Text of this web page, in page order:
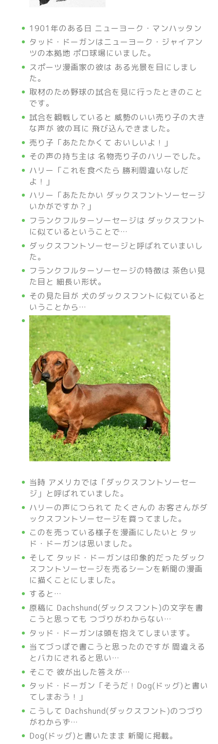
1901年のある日 ニューヨーク・マンハッタン
タッド・ドーガンはニューヨーク・ジャイアン
ツの本拠地 ポロ球場にいました。
スポーツ漫画家の彼は ある光景を目にしまし
た。
取材のため野球の試合を見に行ったときのこと
です。
試合を観戦していると 威勢のいい売り子の大き
な声が 彼の耳に 飛び込んできました。
売り子「あたたかくて おいしいよ！」
その声の持ち主は 名物売り子のハリーでした。
ハリー「これを食べたら 勝利間違いなしだ
よ！」
ハリー「あたたかい ダックスフントソーセージ
いかがですか？」
フランクフルターソーセージは ダックスフント
に似ているということで…
ダックスフントソーセージと呼ばれていまいし
た。
フランクフルターソーセージの特徴は 茶色い見
た目と 細長い形状。
その見た目が 犬のダックスフントに似ていると
いうことから…
当時 アメリカでは「ダックスフントソーセー
ジ」と呼ばれていました。
ハリーの声につられて たくさんの お客さんがダ
ックスフントソーセージを買ってました。
このを売っている様子を漫画にしたいと タッ
ド・ドーガンは思いました。
そして タッド・ドーガンは印象的だったダック
スフントソーセージを売るシーンを新聞の漫画
に描くことにしました。
すると…
原稿に Dachshund(ダックスフント)の文字を書
こうと思っても つづりがわからない…
タッド・ドーガンは頭を抱えてしまいます。
当てづっぽで書こうと思ったのですが 間違える
とバカにされると思い…
そこで 彼が出した答えが…
タッド・ドーガン「そうだ！Dog(ドッグ)と書い
てしまおう！」
こうして Dachshund(ダックスフント)のつづり
がわからず…
Dog(ドッグ)と書いたまま 新聞に掲載。